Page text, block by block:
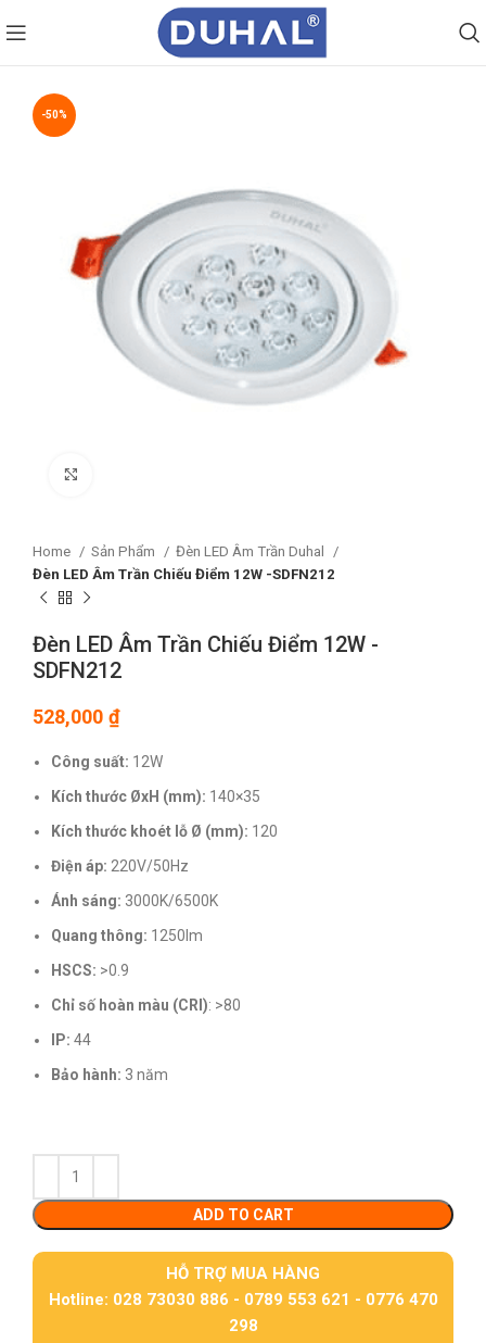
-50%
Home Sản Phẩm
Đèn LED Âm Trần Duhal
Đèn LED Âm Trần Chiếu Điểm 12W -SDFN212
Đèn LED Âm Trần Chiếu Điểm 12W -
SDFN212
528,000 ₫
Công suất: 12W
Kích thước ØxH (mm): 140×35
Kích thước khoét lỗ Ø (mm): 120
Điện áp: 220V/50Hz
Ánh sáng: 3000K/6500K
Quang thông: 1250lm
HSCS: >0.9
Chỉ số hoàn màu (CRI): >80
IP: 44
Bảo hành: 3 năm
ADD TO CART
HỖ TRỢ MUA HÀNG
Hotline: 028 73030 886 - 0789 553 621 - 0776 470
298